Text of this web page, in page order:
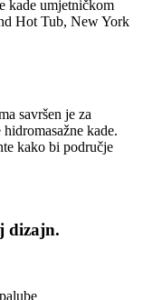
kade umjetničkom
Hot Tub, New York
savršen je za
kade.
kako bi područje
dizajn.